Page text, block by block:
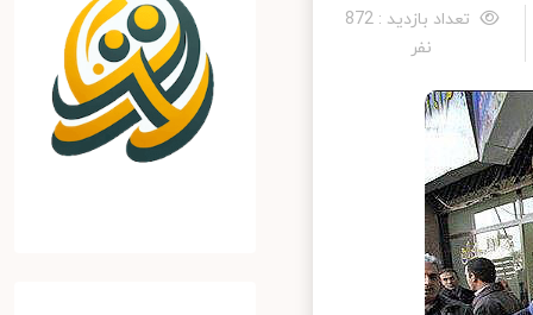
تعداد بازدید : 872
نفر